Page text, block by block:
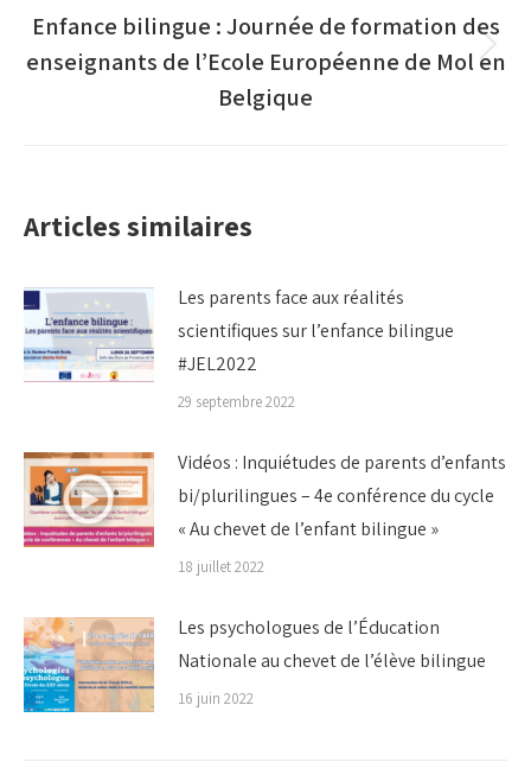
Article
suivant
Enfance bilingue : Journée de formation des
enseignants de l’Ecole Européenne de Mol en
Belgique
Articles similaires
Les parents face aux réalités
scientifiques sur l’enfance bilingue
#JEL2022
29 septembre 2022
Vidéos : Inquiétudes de parents d’enfants
bi/plurilingues – 4e conférence du cycle
« Au chevet de l’enfant bilingue »
18 juillet 2022
Les psychologues de l’Éducation
Nationale au chevet de l’élève bilingue
16 juin 2022